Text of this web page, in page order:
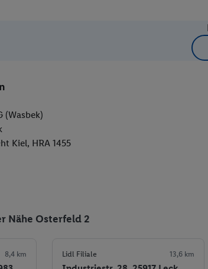
(Wasbek)
Kiel, HRA 1455
Nähe Osterfeld 2
8,4 km Lidl Filiale 13,6 km